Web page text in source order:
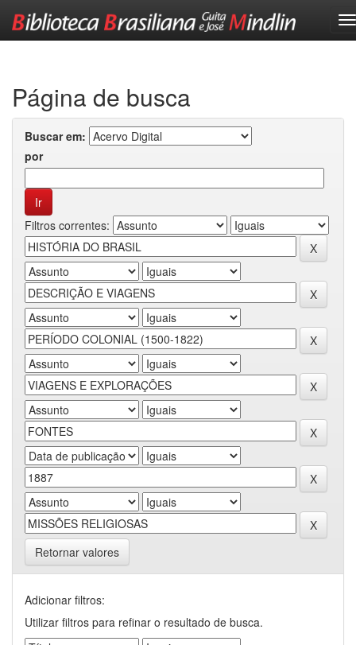
Página de busca
Buscar em:
por
Filtros correntes:
Retornar valores
Adicionar filtros:
Utilizar filtros para refinar o resultado de busca.